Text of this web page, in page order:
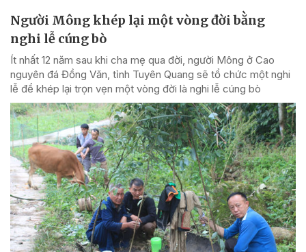
Người Mông khép lại một vòng đời bằng
nghi lễ cúng bò
Ít nhất 12 năm sau khi cha mẹ qua đời, người Mông ở Cao
nguyên đá Đồng Văn, tỉnh Tuyên Quang sẽ tổ chức một nghi
lễ để khép lại trọn vẹn một vòng đời là nghi lễ cúng bò